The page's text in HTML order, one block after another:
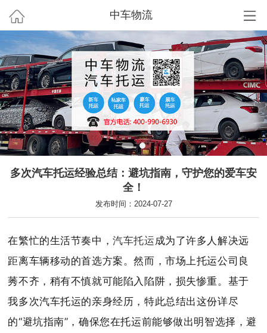
中车物流
多次汽车托运经验总结：避坑指南，守护您的爱车安
全！
发布时间：2024-07-27
在繁忙的生活节奏中，汽车托运 成为了许多人解决远
距离车辆移动的首选方案。然而，市场上托运公司良
莠不齐，稍有不慎就可能陷入陷阱，损失惨重。基于
我多次汽车托运的亲身经历，特此总结出这份详尽
的“避坑指南”，确保您在托运前能够做出明智选择，避